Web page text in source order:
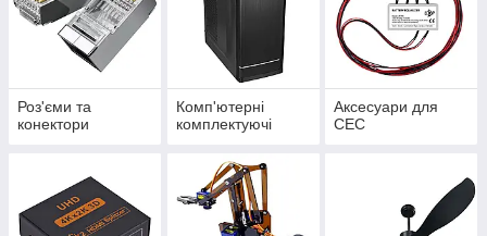
Роз'єми та
конектори
Комп'ютерні
комплектуючі
Аксесуари для
СЕС